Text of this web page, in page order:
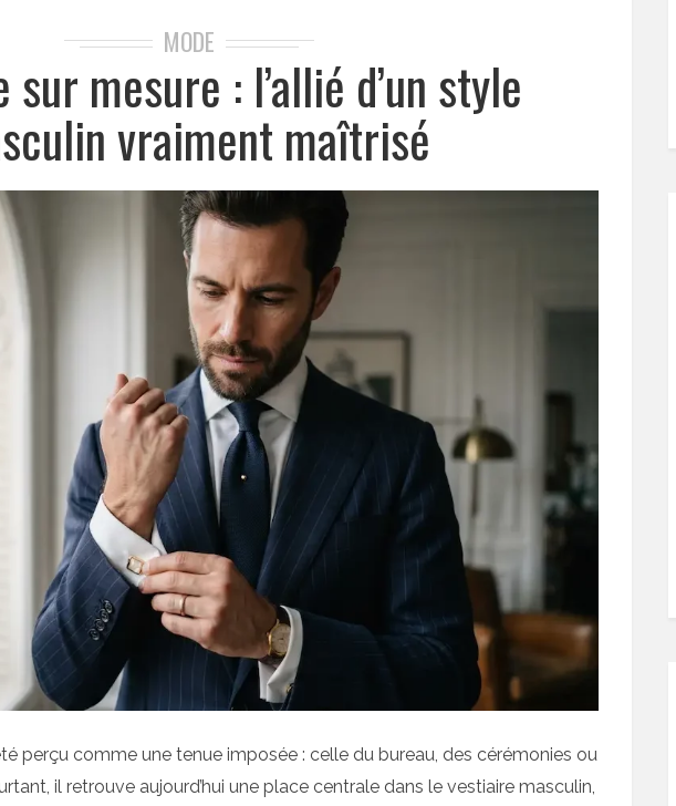
MODE
sur mesure : l’allié d’un style
vraiment maîtrisé
perçu comme une tenue imposée : celle du bureau, des cérémonies ou
il retrouve aujourd’hui une place centrale dans le vestiaire masculin,